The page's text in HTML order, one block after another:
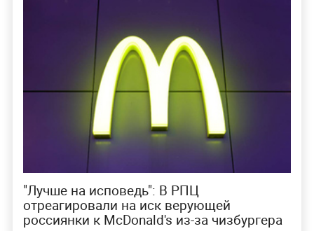
"Лучше на исповедь": В РПЦ
отреагировали на иск верующей
россиянки к McDonald's из-за чизбургера